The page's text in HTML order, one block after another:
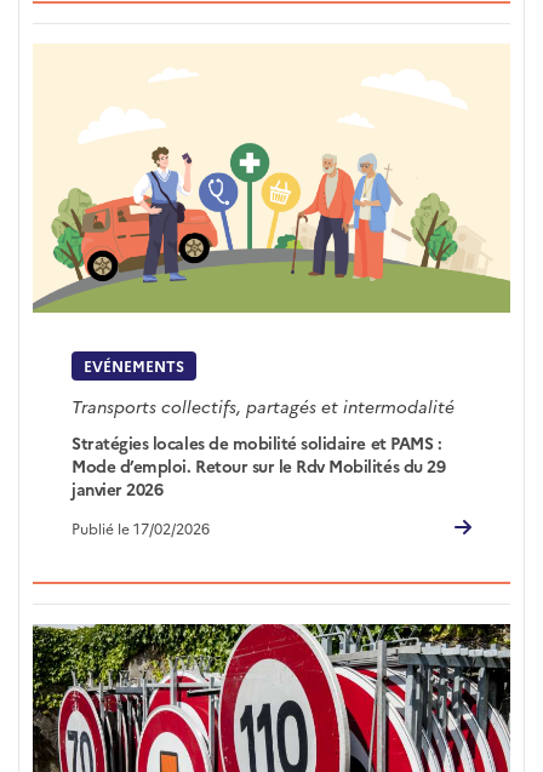
EVÉNEMENTS
Transports collectifs, partagés et intermodalité
Stratégies locales de mobilité solidaire et PAMS :
Mode d’emploi. Retour sur le Rdv Mobilités du 29
janvier 2026
Publié le 17/02/2026